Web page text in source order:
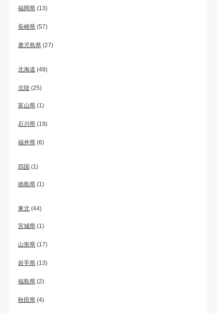
福岡県 (13)
長崎県 (57)
鹿児島県 (27)
北海道 (49)
北陸 (25)
富山県 (1)
石川県 (19)
福井県 (6)
四国 (1)
徳島県 (1)
東北 (44)
宮城県 (1)
山形県 (17)
岩手県 (13)
福島県 (2)
秋田県 (4)